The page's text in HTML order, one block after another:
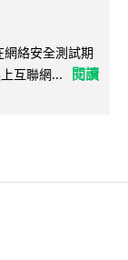
絡安全測試期
互聯網...
閱讀